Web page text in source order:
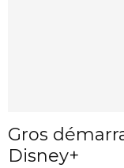
Gros
Disney+